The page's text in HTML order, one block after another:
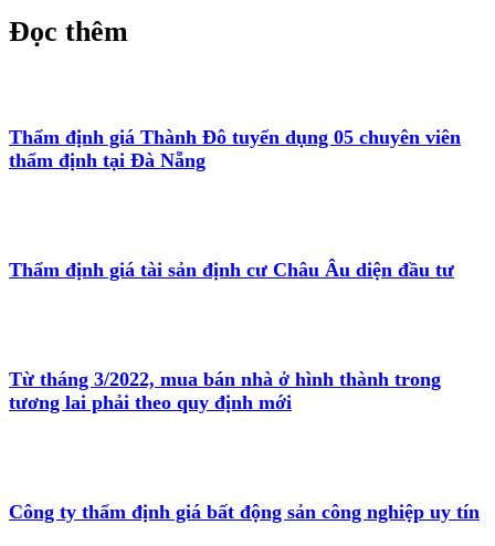
Đọc thêm
Thẩm định giá Thành Đô tuyển dụng 05 chuyên viên
thẩm định tại Đà Nẵng
Thẩm định giá tài sản định cư Châu Âu diện đầu tư
Từ tháng 3/2022, mua bán nhà ở hình thành trong
tương lai phải theo quy định mới
Công ty thẩm định giá bất động sản công nghiệp uy tín